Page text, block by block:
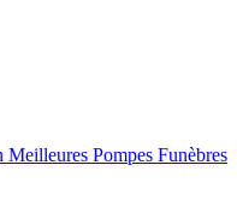
Pompes Funèbres